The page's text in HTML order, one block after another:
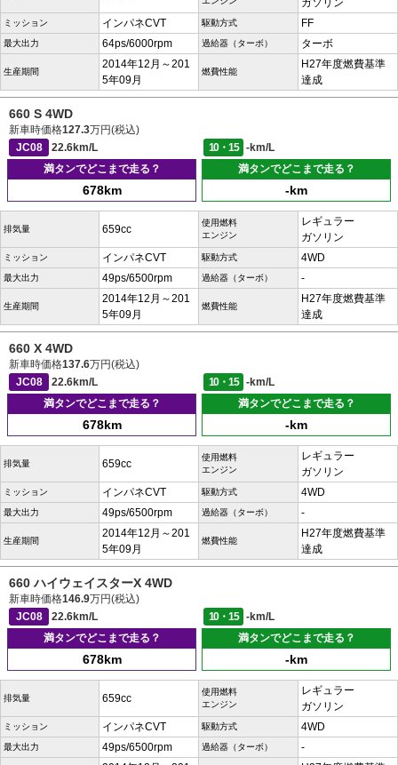
ガソリン
ミッション インパネCVT 駆動方式 FF
最大出力 64ps/6000rpm 過給器（ターボ） ターボ
生産期間
2014年12月～201
5年09月
燃費性能
H27年度燃費基準
達成
660 S 4WD
新車時価格127.3万円(税込)
JC08
22.6km/L 10・15
-km/L
満タンでどこまで走る？
678km
満タンでどこまで走る？
-km
排気量 659cc
使用燃料
エンジン
レギュラー
ガソリン
ミッション インパネCVT 駆動方式 4WD
最大出力 49ps/6500rpm 過給器（ターボ） -
生産期間
2014年12月～201
5年09月
燃費性能
H27年度燃費基準
達成
660 X 4WD
新車時価格137.6万円(税込)
JC08
22.6km/L 10・15
-km/L
満タンでどこまで走る？
678km
満タンでどこまで走る？
-km
排気量 659cc
使用燃料
エンジン
レギュラー
ガソリン
ミッション インパネCVT 駆動方式 4WD
最大出力 49ps/6500rpm 過給器（ターボ） -
生産期間
2014年12月～201
5年09月
燃費性能
H27年度燃費基準
達成
660 ハイウェイスターX 4WD
新車時価格146.9万円(税込)
JC08
22.6km/L 10・15
-km/L
満タンでどこまで走る？
678km
満タンでどこまで走る？
-km
排気量 659cc
使用燃料
エンジン
レギュラー
ガソリン
ミッション インパネCVT 駆動方式 4WD
最大出力 49ps/6500rpm 過給器（ターボ）
-